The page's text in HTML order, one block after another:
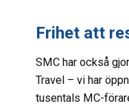
Frihet att
SMC har också
Travel – vi har
tusentals MC-